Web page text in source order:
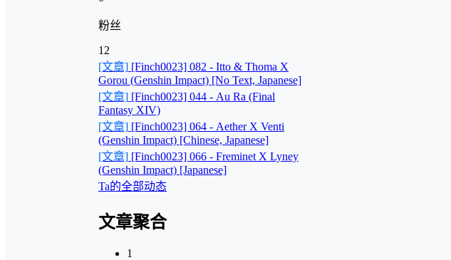
粉丝
12
[文章] [Finch0023] 082 - Itto & Thoma X
Gorou (Genshin Impact) [No Text, Japanese]
[文章] [Finch0023] 044 - Au Ra (Final
Fantasy XIV)
[文章] [Finch0023] 064 - Aether X Venti
(Genshin Impact) [Chinese, Japanese]
[文章] [Finch0023] 066 - Freminet X Lyney
(Genshin Impact) [Japanese]
Ta的全部动态
文章聚合
1